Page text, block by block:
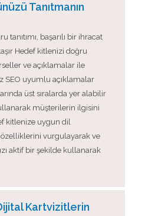
Tanıtmanın
tanıtımı, başarılı bir ihracat
Hedef kitlenizi doğru
ve açıklamalar ile
SEO uyumlu açıklamalar
üst sıralarda yer alabilir
müşterilerin ilgisini
kitlenize uygun dil
vurgulayarak ve
aktif bir şekilde kullanarak
Kartvizitlerin